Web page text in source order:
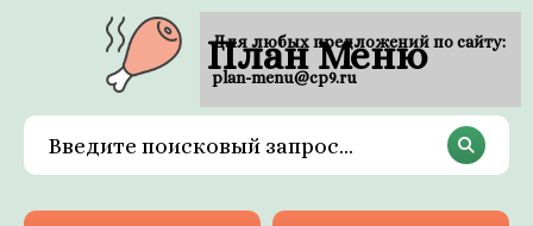
План Меню
Для любых предложений по сайту:
plan-menu@cp9.ru